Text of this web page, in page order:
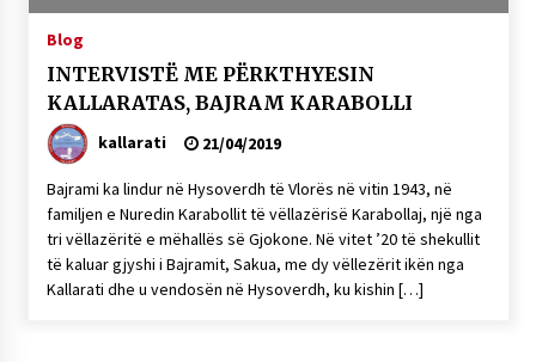
ZHVILLUA EDICIONI I TRETË I PIKNIKU
26/05/2026
Gazeta Kallarati nr. 117
03/05/2026
Gazeta Kallarati nr. 116
28/01/2026
Mbi kockat e martirëve ngrihet Atdheu
Blog
INTERVISTË ME PËRKTHYESIN
KALLARATAS, BAJRAM KARABOLLI
kallarati 21/04/2019
Bajrami ka lindur në Hysoverdh të Vlorës në vitin 1943, në
familjen e Nuredin Karabollit të vëllazërisë Karabollaj, një nga
tri vëllazëritë e mëhallës së Gjokone. Në vitet ’20 të shekullit
të kaluar gjyshi i Bajramit, Sakua, me dy vëllezërit ikën nga
Kallarati dhe u vendosën në Hysoverdh, ku kishin […]